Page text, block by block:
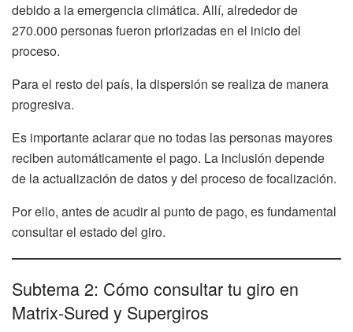
debido a la emergencia climática. Allí, alrededor de
270.000 personas fueron priorizadas en el inicio del
proceso.
Para el resto del país, la dispersión se realiza de manera
progresiva.
Es importante aclarar que no todas las personas mayores
reciben automáticamente el pago. La inclusión depende
de la actualización de datos y del proceso de focalización.
Por ello, antes de acudir al punto de pago, es fundamental
consultar el estado del giro.
Subtema 2: Cómo consultar tu giro en
Matrix-Sured y Supergiros